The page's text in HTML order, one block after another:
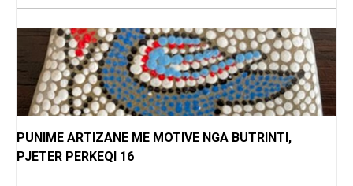
PUNIME ARTIZANE ME MOTIVE NGA BUTRINTI,
PJETER PERKEQI 16